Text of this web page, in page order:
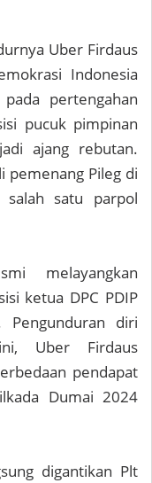
Uber Firdaus
Indonesia
pertengahan
pucuk pimpinan
ajang rebutan.
pemenang Pileg di
satu parpol
melayangkan
ketua DPC PDIP
Pengunduran diri
Uber Firdaus
pendapat
Dumai 2024
digantikan Plt